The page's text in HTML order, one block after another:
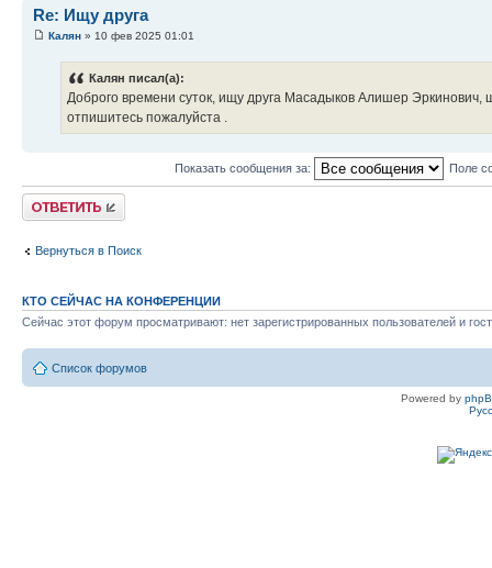
Re: Ищу друга
Калян » 10 фев 2025 01:01
Калян писал(а):
Доброго времени суток, ищу друга Масадыков Алишер Эркинович,
отпишитесь пожалуйста .
Показать сообщения за: Поле
Ответить
Вернуться в Поиск
КТО СЕЙЧАС НА КОНФЕРЕНЦИИ
Сейчас этот форум просматривают: нет зарегистрированных пользователей и
Список форумов
Powered by